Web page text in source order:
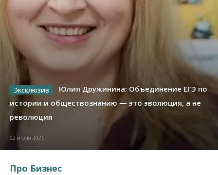
Юлия Дружинина: Объединение ЕГЭ по
истории и обществознанию — это эволюция, а не
революция
02 июля 2026
Про Бизнес